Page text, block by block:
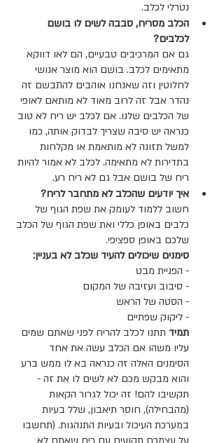
נטרלי לכלב.
הכלב מסריח, סבבה לשים לו בושם
לכלבים?
גם אם המרכיבים טבעיים, הם לאו דווקא
מתאימים לכלב. בושם הוא מוצר אנושי
לחלוטין וזה שאנחנו אוהבים להתבשם זה
נהדר אבל זה לרוב מאוד לא מותאם לאופי
של הכלבים שלנו. אם לכלב יש ריח לא טוב
כנראה יש סיבה שצריך לבדוק אותה, כמו
למשל תזונה לא מותאמת או מקלחות
בתדירות לא מתאימה. לכלב לא אמור להיות
ריח של בושם אבל גם לא ריח רע.
איך יודעים שהכלב לא מתחבר לריח?
חשוב ללמוד לעומק את שפת הגוף של
כלבים באופן כללי ואת שפת הגוף של הכלב
שלכם באופן ספציפי.
סימנים שיכולים להעיד שכלב לא בעניין:
- הפניית מבט
- סיבוב ועזיבה של המקום
- הסטה של הראש
- ליקוק שפתיים
תמיד תתנו לכלב להריח לפני שאתם שמים
עליו משהו אם הכלב עשה את אחד
הסימנים האלה זה כנראה בא לו ממש ברע
והוא מבקש מכם לא לשים לו את זה -
תקשיבו להם! זה יכול לגרור הקאות
(מהבחילה), חוסר תיאבון, שלל בעיות
במערכת העיכול ובעיות התנהגות. (תחשבו